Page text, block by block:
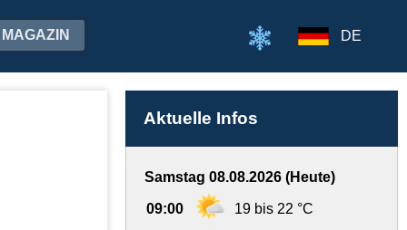
MAGAZIN DE
Aktuelle Infos
Samstag 08.08.2026 (Heute)
09:00 19 bis 22 °C